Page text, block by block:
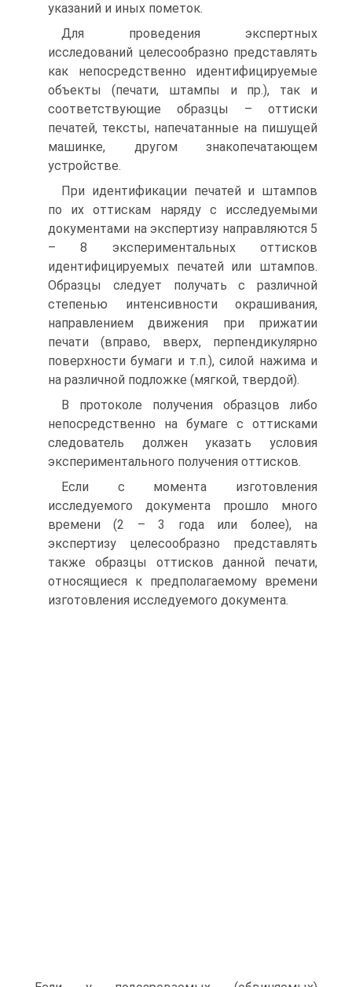
указаний и иных пометок.
Для проведения экспертных
исследований целесообразно представлять
как непосредственно идентифицируемые
объекты (печати, штампы и пр.), так и
соответствующие образцы – оттиски
печатей, тексты, напечатанные на пишущей
машинке, другом знакопечатающем
устройстве.
При идентификации печатей и штампов
по их оттискам наряду с исследуемыми
документами на экспертизу направляются 5
– 8 экспериментальных оттисков
идентифицируемых печатей или штампов.
Образцы следует получать с различной
степенью интенсивности окрашивания,
направлением движения при прижатии
печати (вправо, вверх, перпендикулярно
поверхности бумаги и т.п.), силой нажима и
на различной подложке (мягкой, твердой).
В протоколе получения образцов либо
непосредственно на бумаге с оттисками
следователь должен указать условия
экспериментального получения оттисков.
Если с момента изготовления
исследуемого документа прошло много
времени (2 – 3 года или более), на
экспертизу целесообразно представлять
также образцы оттисков данной печати,
относящиеся к предполагаемому времени
изготовления исследуемого документа.